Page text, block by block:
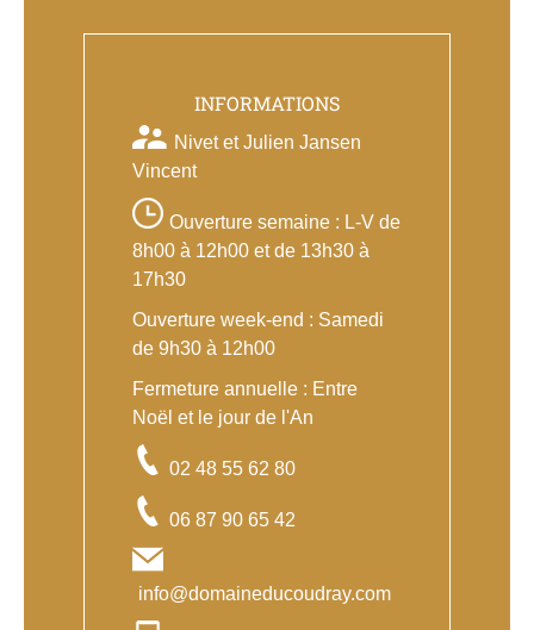
INFORMATIONS
Nivet et Julien Jansen
Vincent
Ouverture semaine : L-V de
8h00 à 12h00 et de 13h30 à
17h30
Ouverture week-end : Samedi
de 9h30 à 12h00
Fermeture annuelle : Entre
Noël et le jour de l'An
02 48 55 62 80
06 87 90 65 42
info@domaineducoudray.com